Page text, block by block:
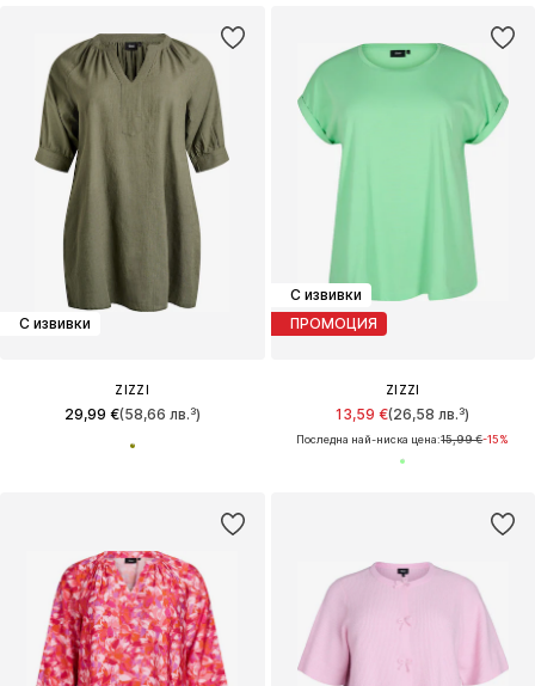
С извивки
ZIZZI
29,99 €(58,66 лв.³)
С извивки
ПРОМОЦИЯ
ZIZZI
13,59 €(26,58 лв.³)
Последна най-ниска цена:15,99 €-15%